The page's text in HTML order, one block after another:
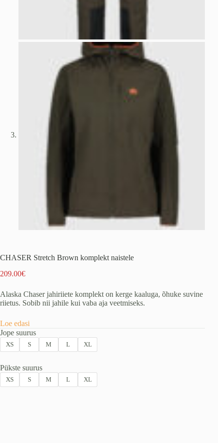
CHASER Stretch Brown komplekt naistele
209.00€
Alaska Chaser jahiriiete komplekt on kerge kaaluga, õhuke suvine
riietus. Sobib nii jahile kui vaba aja veetmiseks.
Loe edasi
Jope suurus
XS S M L XL
Pükste suurus
XS S M L XL